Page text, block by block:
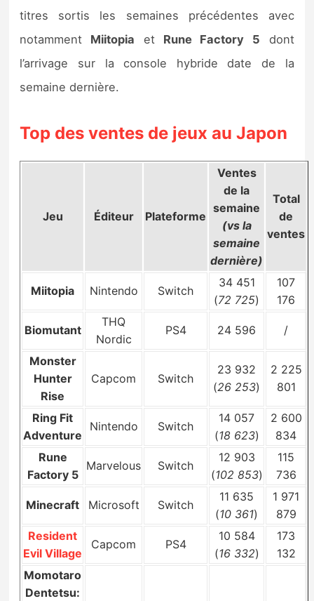
Précommandes
Précommandes jeux Switch 2
Bons plans
titres sortis les semaines précédentes avec
notamment Miitopia et Rune Factory 5 dont
l’arrivage sur la console hybride date de la
semaine dernière.
Top des ventes de jeux au Japon
Jeu Éditeur Plateforme
Ventes
de la
semaine
(vs la
semaine
dernière)
Total
de
ventes
Miitopia Nintendo Switch
34 451
(72 725)
107
176
Biomutant
THQ
Nordic
PS4 24 596 /
Monster
Hunter
Rise
Capcom Switch
23 932
(26 253)
2 225
801
Ring Fit
Adventure
Nintendo Switch
14 057
(18 623)
2 600
834
Rune
Factory 5
Marvelous Switch
12 903
(102 853)
115
736
Minecraft Microsoft Switch
11 635
(10 361)
1 971
879
Resident
Evil Village
Capcom PS4
10 584
(16 332)
173
132
Momotaro
Dentetsu: